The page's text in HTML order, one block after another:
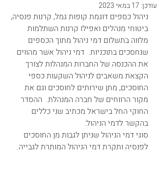
עודכן: 17 במאי 2023
ניהול כספים דוגמת קופות גמל, קרנות פנסיה,
ביטוחי מנהלים ואפילו קרנות השתלמות
מלווה בתשלום דמי ניהול מתוך הכספים
שנחסכים בתוכניות.  דמי ניהול אשר מהווים
את ההכנסה של החברות המנהלות לצורך
הקצאת משאבים לניהול השקעות כספי
החוסכים, מתן שירותים לחוסכים וגם את
מקור הרווחים של חברה המנהלת.  ההסדר
החוקי החל בישראל מכתיב שני כללים
בהקשר לדמי הניהול:
סוגי דמי הניהול שניתן לגבות מן החוסכים
לפנסיה ותקרת דמי הניהול המותרת לגבייה.